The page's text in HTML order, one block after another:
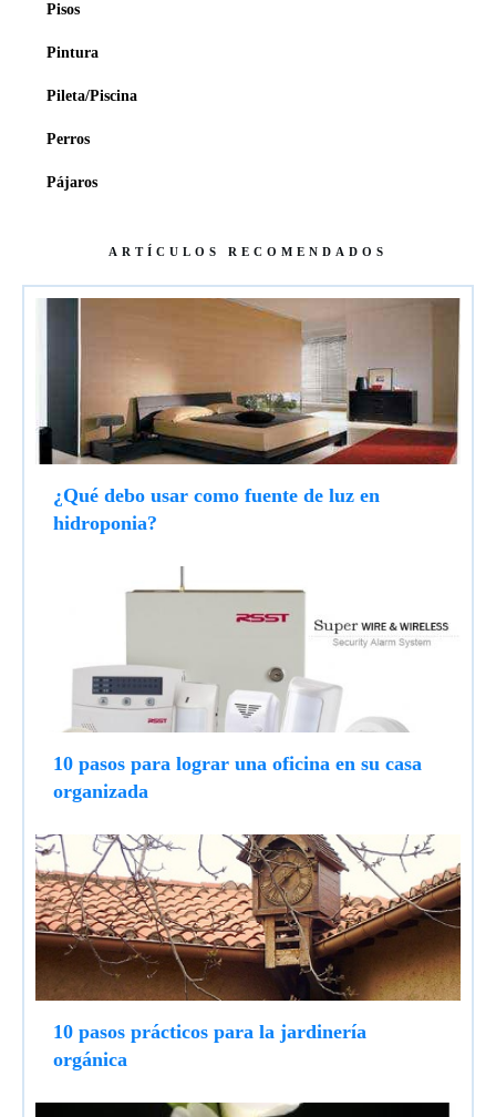
Pisos
Pintura
Pileta/Piscina
Perros
Pájaros
ARTÍCULOS RECOMENDADOS
¿Qué debo usar como fuente de luz en
hidroponia?
10 pasos para lograr una oficina en su casa
organizada
10 pasos prácticos para la jardinería
orgánica